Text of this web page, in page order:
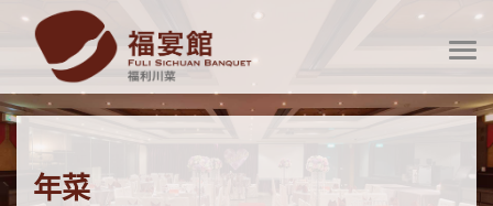
年菜